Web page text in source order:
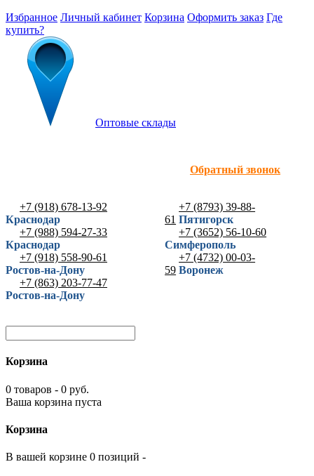
Избранное Личный кабинет Корзина Оформить заказ Где
купить?
Оптовые склады
Обратный звонок
+7 (918) 678-13-92
Краснодар
+7 (988) 594-27-33
Краснодар
+7 (918) 558-90-61
Ростов-на-Дону
+7 (863) 203-77-47
Ростов-на-Дону
+7 (8793) 39-88-
61 Пятигорск
+7 (3652) 56-10-60
Симферополь
+7 (4732) 00-03-
59 Воронеж
Корзина
0 товаров - 0 руб.
Ваша корзина пуста
Корзина
В вашей корзине 0 позиций -